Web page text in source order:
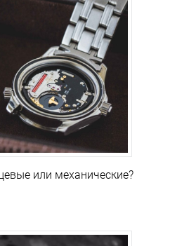
или механические?